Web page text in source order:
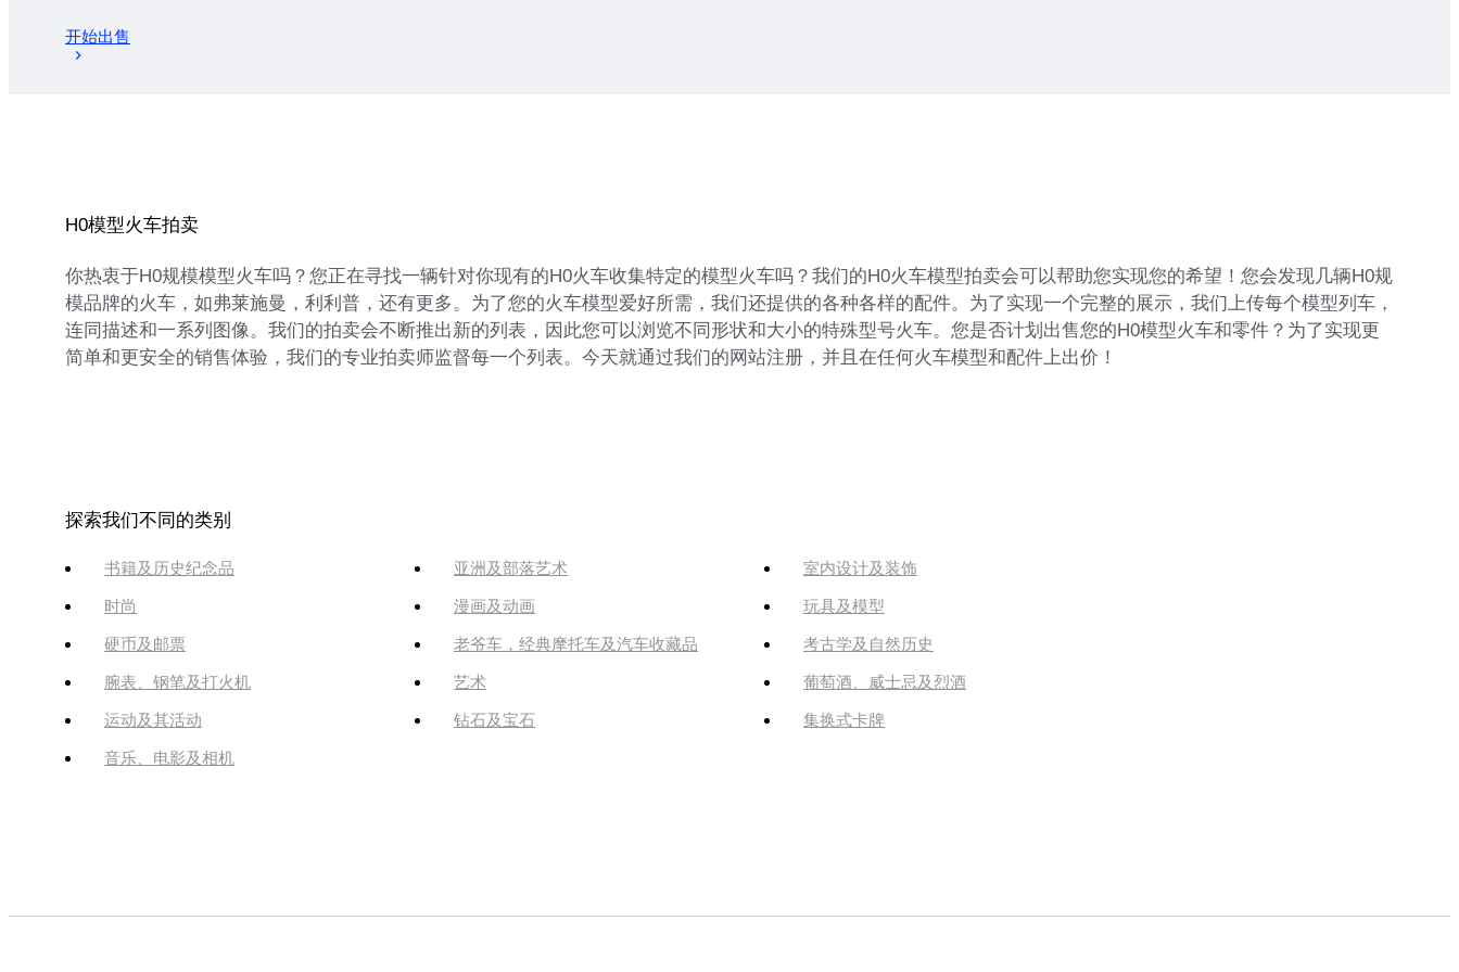
开始出售
H0模型火车拍卖
你热衷于H0规模模型火车吗？您正在寻找一辆针对你现有的H0火车收集特定的模型火车吗？我们的H0火车模型拍卖会可以帮助您实现您的希望！您会发现几辆H0规
模品牌的火车，如弗莱施曼，利利普，还有更多。为了您的火车模型爱好所需，我们还提供的各种各样的配件。为了实现一个完整的展示，我们上传每个模型列车，
连同描述和一系列图像。我们的拍卖会不断推出新的列表，因此您可以浏览不同形状和大小的特殊型号火车。您是否计划出售您的H0模型火车和零件？为了实现更
简单和更安全的销售体验，我们的专业拍卖师监督每一个列表。今天就通过我们的网站注册，并且在任何火车模型和配件上出价！
探索我们不同的类别
书籍及历史纪念品 亚洲及部落艺术 室内设计及装饰
时尚 漫画及动画 玩具及模型
硬币及邮票 老爷车，经典摩托车及汽车收藏品 考古学及自然历史
腕表、钢笔及打火机 艺术 葡萄酒、威士忌及烈酒
运动及其活动 钻石及宝石 集换式卡牌
音乐、电影及相机